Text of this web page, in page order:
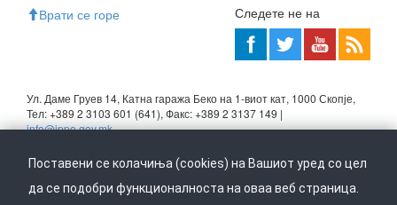
Врати се горе Следете не на
Ул. Даме Груев 14, Катна гаража Беко на 1-виот кат, 1000 Скопје,
Тел: +389 2 3103 601 (641), Факс: +389 2 3137 149 |
info@ippo.gov.mk
Поставени се колачиња (cookies) на Вашиот уред со цел
да се подобри функционалноста на оваа веб страница.